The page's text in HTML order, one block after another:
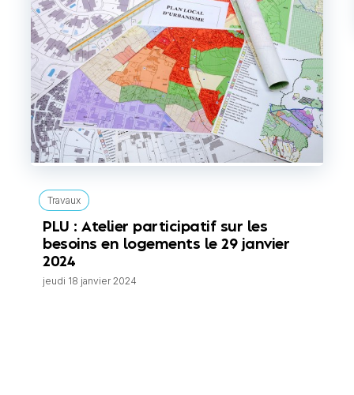
Travaux
PLU : Atelier participatif sur les
besoins en logements le 29 janvier
2024
jeudi 18 janvier 2024